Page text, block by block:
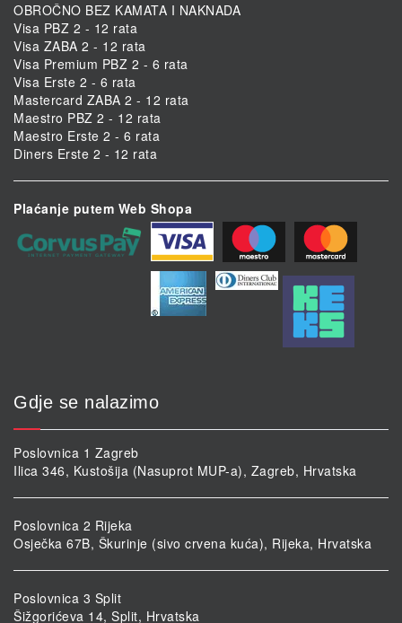
OBROČNO BEZ KAMATA I NAKNADA
Visa PBZ 2 - 12 rata
Visa ZABA 2 - 12 rata
Visa Premium PBZ 2 - 6 rata
Visa Erste 2 - 6 rata
Mastercard ZABA 2 - 12 rata
Maestro PBZ 2 - 12 rata
Maestro Erste 2 - 6 rata
Diners Erste 2 - 12 rata
Plaćanje putem Web Shopa
Gdje se nalazimo
Poslovnica 1 Zagreb
Ilica 346, Kustošija (Nasuprot MUP-a), Zagreb, Hrvatska
Poslovnica 2 Rijeka
Osječka 67B, Škurinje (sivo crvena kuća), Rijeka, Hrvatska
Poslovnica 3 Split
Šižgorićeva 14, Split, Hrvatska